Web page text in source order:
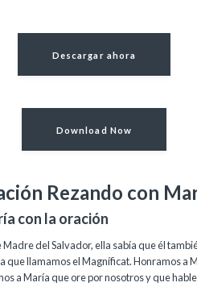
Descargar ahora
Download Now
Rezando con
con la oración
del Salvador, ella sabía que él
que llamamos el Magníficat. Honramos a
a María que ore por nosotros y que